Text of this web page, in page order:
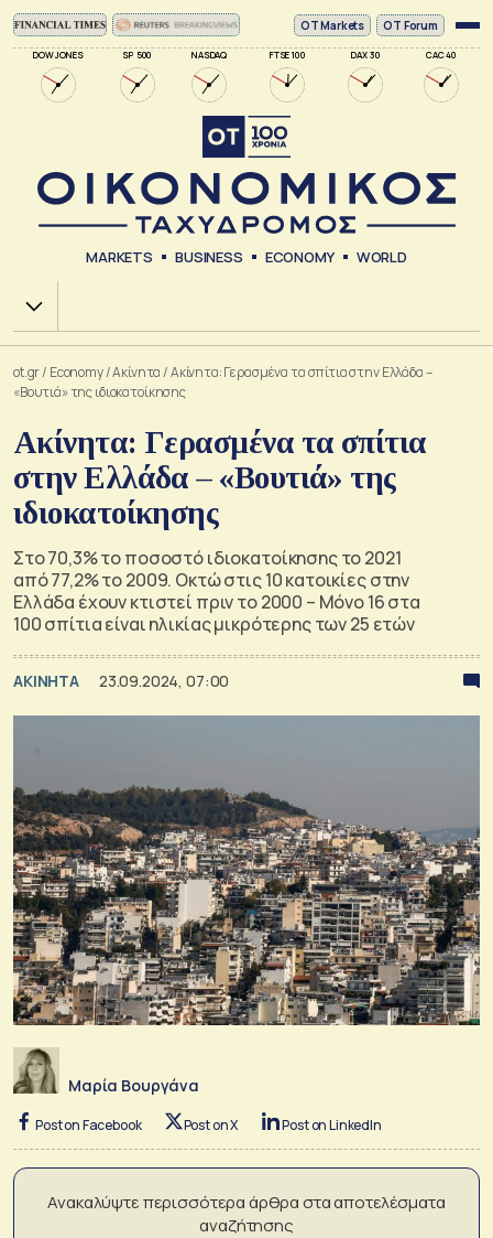
DOW JONES SP 500 NASDAQ FTSE 100 DAX 30 CAC 40
ΟΤ Markets OT Forum
MARKETS BUSINESS ECONOMY WORLD
Χ.Α.
ot.gr/ Economy/Ακίνητα /Ακίνητα: Γερασμένα τα σπίτια στην Ελλάδα –
«Bουτιά» της ιδιοκατοίκησης
Ακίνητα: Γερασμένα τα σπίτια
στην Ελλάδα – «Bουτιά» της
ιδιοκατοίκησης
Στο 70,3% το ποσοστό ιδιοκατοίκησης το 2021
από 77,2% το 2009. Οκτώ στις 10 κατοικίες στην
Ελλάδα έχουν κτιστεί πριν το 2000 – Μόνο 16 στα
100 σπίτια είναι ηλικίας μικρότερης των 25 ετών
ΑΚΙΝΗΤΑ 23.09.2024, 07:00
Μαρία Βουργάνα
Post on Facebook Post on X Post on LinkedIn
Ανακαλύψτε περισσότερα άρθρα στα αποτελέσματα
αναζήτησης